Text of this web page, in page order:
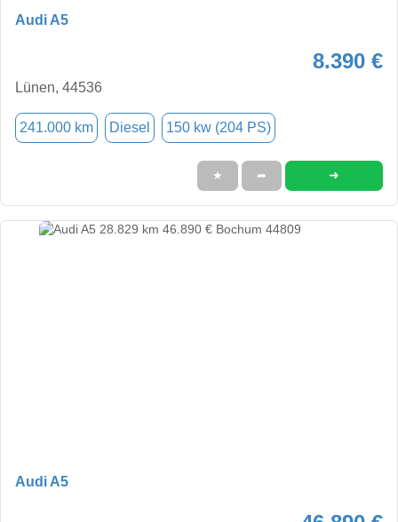
Audi A5
8.390 €
Lünen, 44536
241.000 km Diesel 150 kw (204 PS)
★ ➦ ➜
Audi A5